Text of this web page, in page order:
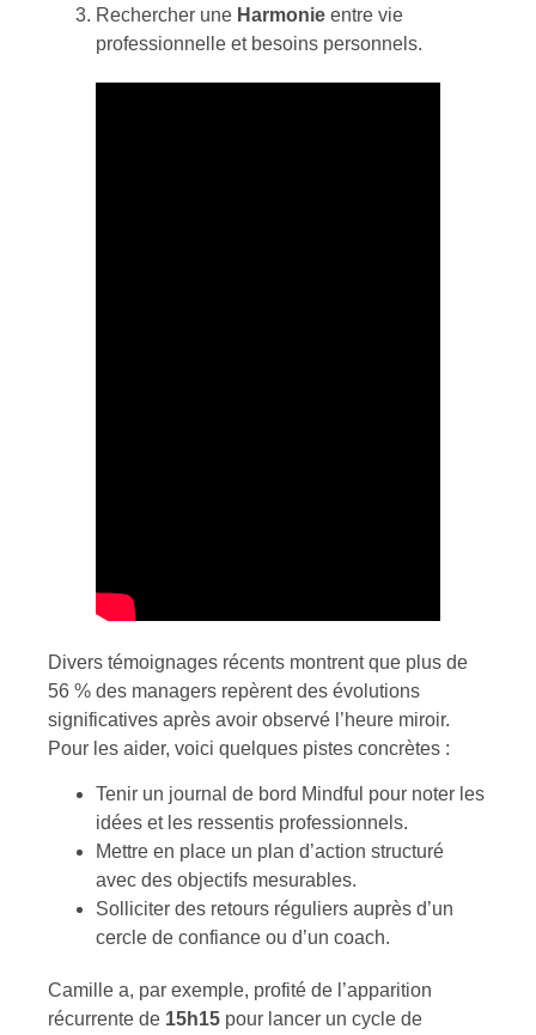
Rechercher une Harmonie entre vie
professionnelle et besoins personnels.
Divers témoignages récents montrent que plus de
56 % des managers repèrent des évolutions
significatives après avoir observé l’heure miroir.
Pour les aider, voici quelques pistes concrètes :
Tenir un journal de bord Mindful pour noter les
idées et les ressentis professionnels.
Mettre en place un plan d’action structuré
avec des objectifs mesurables.
Solliciter des retours réguliers auprès d’un
cercle de confiance ou d’un coach.
Camille a, par exemple, profité de l’apparition
récurrente de 15h15 pour lancer un cycle de